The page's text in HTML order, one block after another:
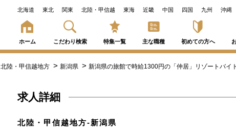
北海道 東北 関東 北陸・甲信越 東海 近畿 中国 四国 九州 沖縄
ホーム こだわり検索 特集一覧 主な職種 初めての方へ
北陸・甲信越地方 新潟県 新潟県の旅館で時給1300円の「仲居」リゾートバイ
求人詳細
北陸・甲信越地方-新潟県